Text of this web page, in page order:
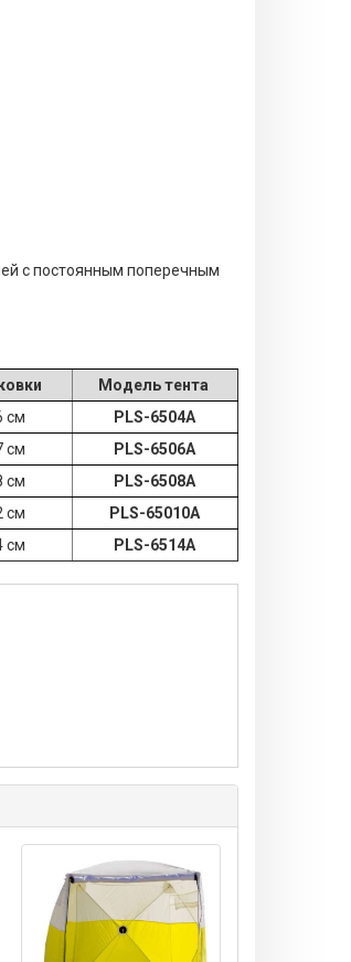
с постоянным поперечным
Модель тента
см
PLS-6504А
см
PLS-6506А
см
PLS-6508А
см
PLS-65010А
см PLS-6514А